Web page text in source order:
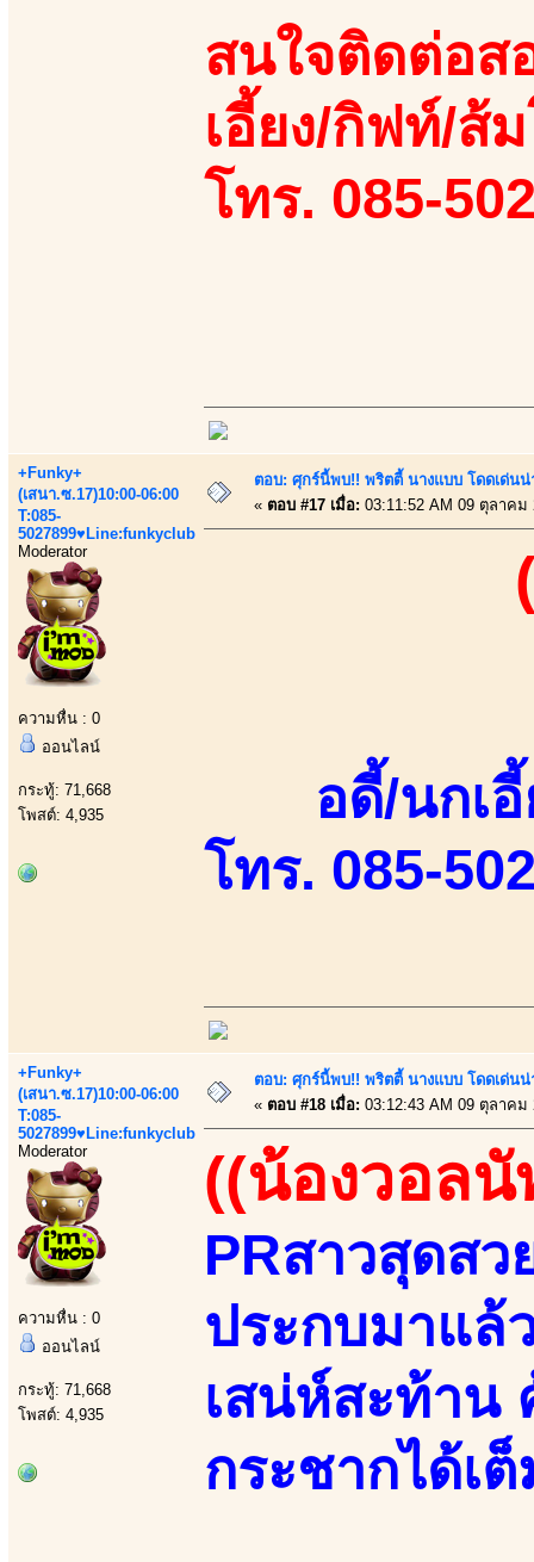
สนใจติดต่อส
เอี้ยง/กิฟท์/ส้
โทร. 085-
+Funky+
(เสนา.ซ.17)10:00-06:00
T:085-
5027899♥Line:funkyclub
Moderator
ความหื่น : 0
ออนไลน์
กระทู้: 71,668
โพสต์: 4,935
ตอบ: ศุกร์นี้พบ!! พริตตี้ นางแบบ โดดเด่นน่
« ตอบ #17 เมื่อ: 03:11:52 AM 09 ตุลาคม
อดี้/นกเ
โทร. 085-
+Funky+
(เสนา.ซ.17)10:00-06:00
T:085-
5027899♥Line:funkyclub
Moderator
ความหื่น : 0
ออนไลน์
กระทู้: 71,668
โพสต์: 4,935
ตอบ: ศุกร์นี้พบ!! พริตตี้ นางแบบ โดดเด่นน่
« ตอบ #18 เมื่อ: 03:12:43 AM 09 ตุลาคม
((น้องวอลนั
PRสาวสุดส
ประกบมาแล้
เสน่ห์สะท้าน
กระชากได้เ